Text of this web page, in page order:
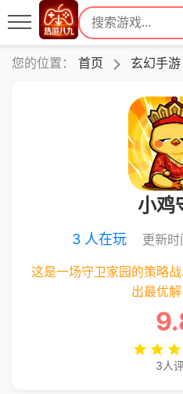
您的位置： 首页 玄幻手游
小鸡
3 人在玩 更新
这是一场守卫家园的策略
出最优
3人